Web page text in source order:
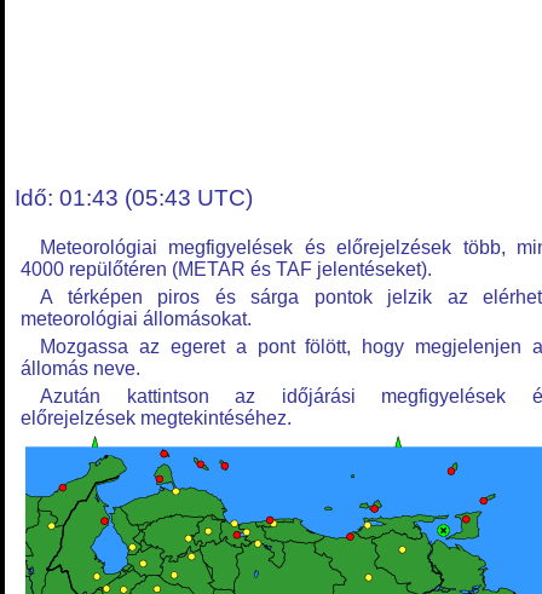
Idő: 01:43 (05:43 UTC)
Meteorológiai megfigyelések és előrejelzések több,
4000 repülőtéren (METAR és TAF jelentéseket).
A térképen piros és sárga pontok jelzik az
meteorológiai állomásokat.
Mozgassa az egeret a pont fölött, hogy megjelenjen
állomás neve.
Azután kattintson az időjárási megfigyelések
előrejelzések megtekintéséhez.